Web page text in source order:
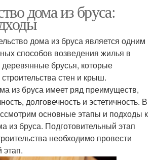
дома из бруса:
дома из бруса является одним
способов возведения жилья в
деревянные брусья, которые
стен и крыш.
из бруса имеет ряд преимуществ,
долговечность и эстетичность. В
основные этапы и подходы к
из бруса. Подготовительный этап
необходимо провести
этап.